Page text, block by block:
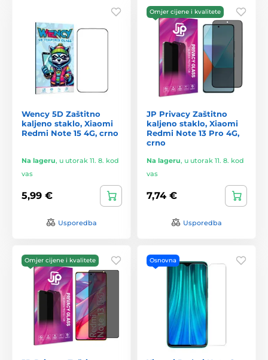
Wency 5D Zaštitno
kaljeno staklo, Xiaomi
Redmi Note 15 4G, crno
Na lageru, u utorak 11. 8. kod
vas
5,99 €
Usporedba
Omjer cijene i kvalitete
JP Privacy Zaštitno
kaljeno staklo, Xiaomi
Redmi Note 13 Pro 4G,
crno
Na lageru, u utorak 11. 8. kod
vas
7,74 €
Usporedba
Omjer cijene i kvalitete Osnovna